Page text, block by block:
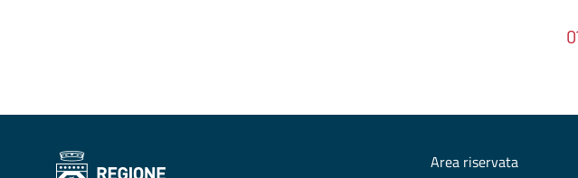
Area riservata